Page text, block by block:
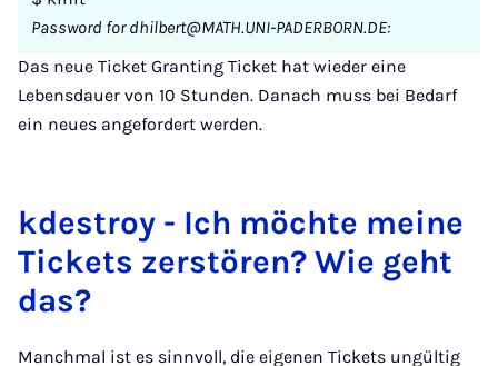
Password for dhilbert@MATH.UNI-PADERBORN.DE:
Das neue Ticket Granting Ticket hat wieder eine
Lebensdauer von 10 Stunden. Danach muss bei Bedarf
ein neues angefordert werden.
kdestroy - Ich möchte meine
Tickets zerstören? Wie geht
das?
Manchmal ist es sinnvoll, die eigenen Tickets ungültig